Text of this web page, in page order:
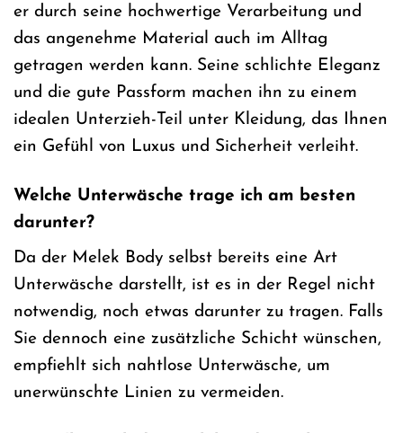
er durch seine hochwertige Verarbeitung und
das angenehme Material auch im Alltag
getragen werden kann. Seine schlichte Eleganz
und die gute Passform machen ihn zu einem
idealen Unterzieh-Teil unter Kleidung, das Ihnen
ein Gefühl von Luxus und Sicherheit verleiht.
Welche Unterwäsche trage ich am besten
darunter?
Da der Melek Body selbst bereits eine Art
Unterwäsche darstellt, ist es in der Regel nicht
notwendig, noch etwas darunter zu tragen. Falls
Sie dennoch eine zusätzliche Schicht wünschen,
empfiehlt sich nahtlose Unterwäsche, um
unerwünschte Linien zu vermeiden.